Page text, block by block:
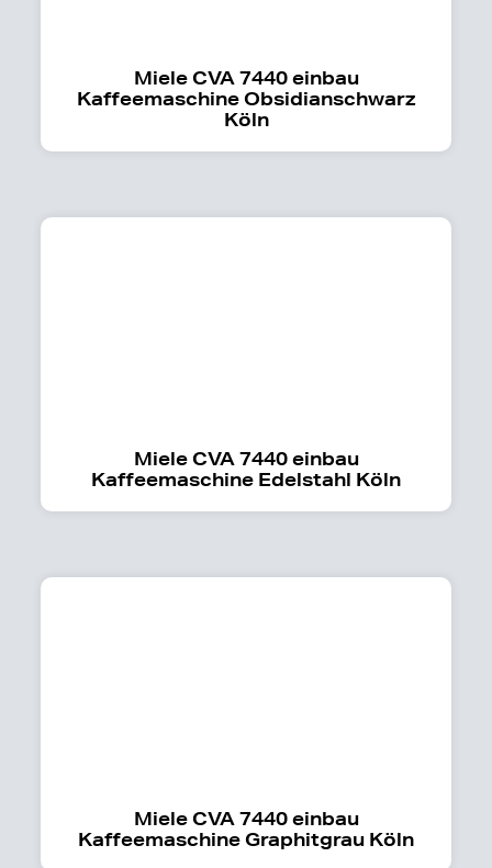
Miele CVA 7440 einbau
Kaffeemaschine Obsidianschwarz
Köln
Miele CVA 7440 einbau
Kaffeemaschine Edelstahl Köln
Miele CVA 7440 einbau
Kaffeemaschine Graphitgrau Köln